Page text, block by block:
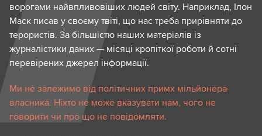
ворогами найвпливовіших людей світу. Наприклад, Ілон
Маск писав у своєму твіті, що нас треба прирівняти до
терористів. За більшістю наших матеріалів із
журналістики даних — місяці кропіткої роботи й сотні
перевірених джерел інформації.
Ми не залежимо від політичних примх мільйонера-
власника. Ніхто не може вказувати нам, чого не
говорити чи про що не повідомляти.